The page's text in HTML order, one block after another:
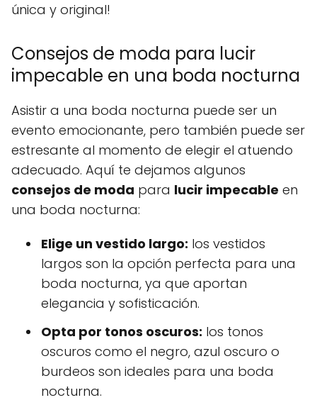
única y original!
Consejos de moda para lucir
impecable en una boda nocturna
Asistir a una boda nocturna puede ser un
evento emocionante, pero también puede ser
estresante al momento de elegir el atuendo
adecuado. Aquí te dejamos algunos
consejos de moda para lucir impecable en
una boda nocturna:
Elige un vestido largo: los vestidos
largos son la opción perfecta para una
boda nocturna, ya que aportan
elegancia y sofisticación.
Opta por tonos oscuros: los tonos
oscuros como el negro, azul oscuro o
burdeos son ideales para una boda
nocturna.